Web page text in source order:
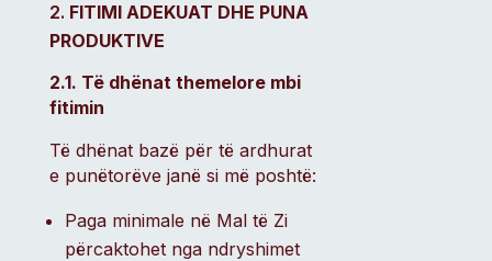
FITIMI ADEKUAT DHE PUNA
PRODUKTIVE
2.1. Të dhënat themelore mbi
fitimin
Të dhënat bazë për të ardhurat
e punëtorëve janë si më poshtë:
Paga minimale në Mal të Zi
përcaktohet nga ndryshimet